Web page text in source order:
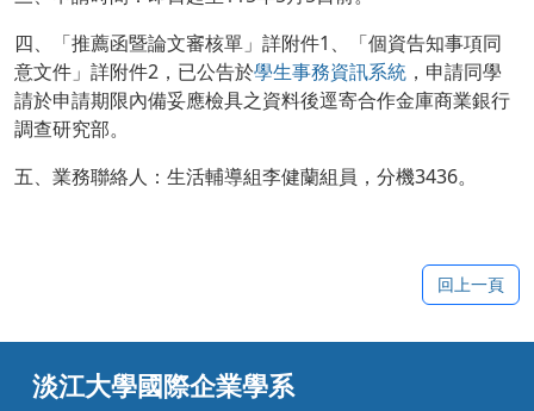
四、「推薦函暨論文審核單」詳附件1、「個資告知事項同
意文件」詳附件2，已公告於學生事務資訊系統 ，申請同學
請於申請期限內備妥應檢具之資料後逕寄合作金庫商業銀行
調查研究部。
五、業務聯絡人：生活輔導組李健蘭組員，分機3436。
回上一頁
淡江大學國際企業學系